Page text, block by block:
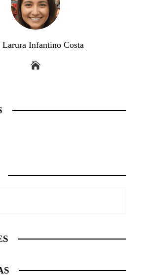
Larura Infantino Costa